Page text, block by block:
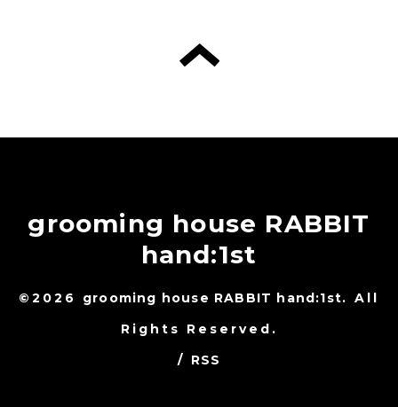
grooming house RABBIT
hand:1st
©2026 grooming house RABBIT hand:1st. All
Rights Reserved.
/ RSS